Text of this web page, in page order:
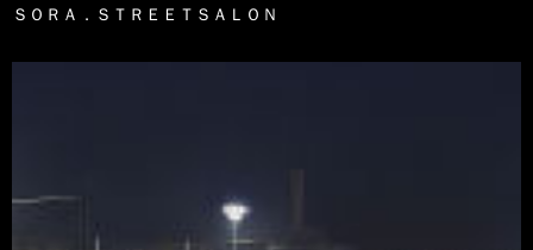
ＳＯＲＡ．ＳＴＲＥＥＴＳＡＬＯＮ